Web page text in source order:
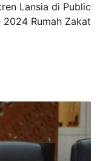
Lansia di Public
2024 Rumah Zakat